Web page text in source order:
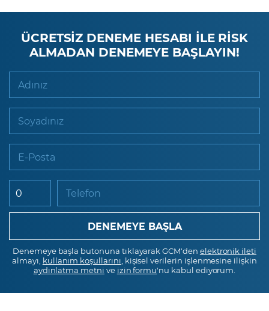
ÜCRETSİZ DENEME HESABI İLE RİSK
ALMADAN DENEMEYE BAŞLAYIN!
Adınız
Soyadınız
E-Posta
Telefon
Denemeye başla butonuna tıklayarak GCM'den elektronik ileti
almayı, kullanım koşullarını , kişisel verilerin işlenmesine ilişkin
aydınlatma metni ve izin formu'nu kabul ediyorum.